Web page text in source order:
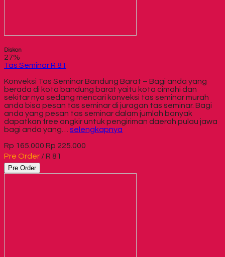
Diskon
27%
Tas Seminar R 81
Konveksi Tas Seminar Bandung Barat – Bagi anda yang
berada di kota bandung barat yaitu kota cimahi dan
sekitar nya sedang mencari konveksi tas seminar murah
anda bisa pesan tas seminar di juragan tas seminar. Bagi
anda yang pesan tas seminar dalam jumlah banyak
dapatkan free ongkir untuk pengiriman daerah pulau jawa
bagi anda yang… selengkapnya
Rp 165.000 Rp 225.000
Pre Order / R 81
Pre Order